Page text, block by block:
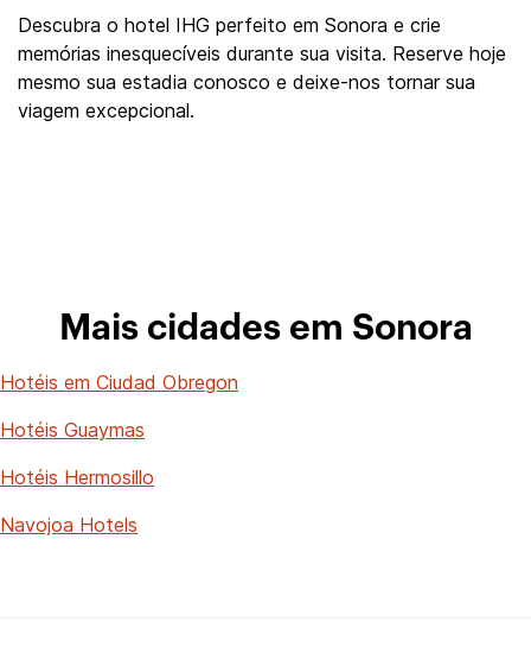
Descubra o hotel IHG perfeito em Sonora e crie
memórias inesquecíveis durante sua visita. Reserve hoje
mesmo sua estadia conosco e deixe-nos tornar sua
viagem excepcional.
Mais cidades em Sonora
Hotéis em Ciudad Obregon
Hotéis Guaymas
Hotéis Hermosillo
Navojoa Hotels